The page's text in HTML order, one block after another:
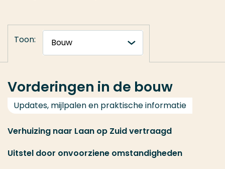
Toon:
Vorderingen in de bouw
Updates, mijlpalen en praktische informatie
Verhuizing naar Laan op Zuid vertraagd
Uitstel door onvoorziene omstandigheden